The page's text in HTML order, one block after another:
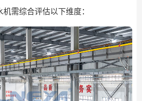
需综合评估以下维度：